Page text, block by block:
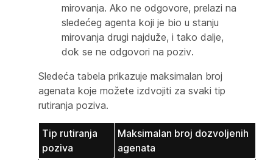
mirovanja. Ako ne odgovore, prelazi na
sledećeg agenta koji je bio u stanju
mirovanja drugi najduže, i tako dalje,
dok se ne odgovori na poziv.
Sledeća tabela prikazuje maksimalan broj
agenata koje možete izdvojiti za svaki tip
rutiranja poziva.
Tip rutiranja
poziva
Maksimalan broj dozvoljenih
agenata